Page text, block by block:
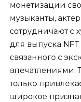
монетизации
музыканты,
сотрудничают с
для выпуска
связанного с
впечатлениями.
только
широкое